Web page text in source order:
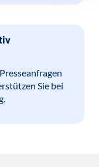
Sie bei